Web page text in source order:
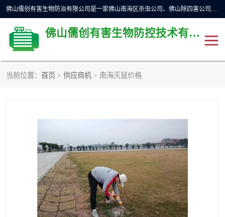
佛山儒创有害生物防治有限公司是一家佛山南海区杀虫公司、佛山除四害公司、佛山灭白蚁公司、佛山白蚁防治公司，让您远离虫害困扰。要问佛山白蚁防治哪家好？佛山儒创有害生物防治有限公司全佛山、广州，正规公司，上门勘查，可靠，售后有保障。
佛山儒创有害生物防控技术有限公司
当前位置： 首页 > 供应商机 > 南海灭鼠价格
佛山杀虫公司
佛山除四害公司 灭鼠
灭蜱虫 消杀
灭苍蝇 灭跳蚤